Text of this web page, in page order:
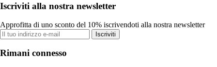
Iscriviti alla nostra newsletter
Approfitta di uno sconto del 10% iscrivendoti alla nostra newsletter
Iscriviti
Rimani connesso